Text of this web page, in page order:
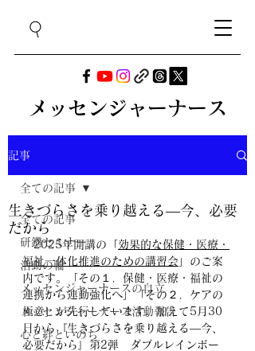
メッセンジャーナース
記事
全ての記事
研鑽セミナー
活動の輪
メッセンジャーナースの自立
メッセンジャーナース活動報告
心と絆といのち
全ての記事
生きづらさを乗り越える―今、必要
だから
2025年開講の「 効果的な保健・医療・
福祉一体化推進のための講習会 」のご案
内です。「 その１．保健・医療・福祉の
連携から連動強化へ」「その２．ケアの
極意」が先行しています。加えて 5月30
日から『生きづらさを乗り越える―今、
必要だから』第2弾　ダブルレインボー